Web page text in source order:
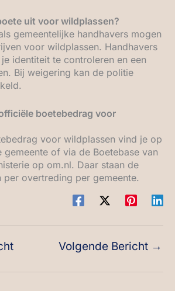
uit voor wildplassen?
gemeentelijke handhavers mogen
voor wildplassen. Handhavers
identiteit te controleren en een
Bij weigering kan de politie
boetebedrag voor
voor wildplassen vind je op
gemeente of via de Boetebase van
op om.nl. Daar staan de
per overtreding per gemeente.
Volgende Bericht →